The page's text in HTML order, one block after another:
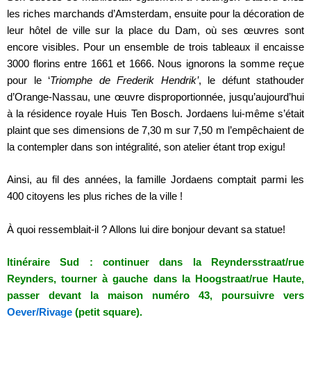
les riches marchands d’Amsterdam, ensuite pour la décoration de
leur hôtel de ville sur la place du Dam, où ses œuvres sont
encore visibles. Pour un ensemble de trois tableaux il encaisse
3000 florins entre 1661 et 1666. Nous ignorons la somme reçue
pour le ‘Triomphe de Frederik Hendrik’, le défunt stathouder
d’Orange-Nassau, une œuvre disproportionnée, jusqu’aujourd’hui
à la résidence royale Huis Ten Bosch. Jordaens lui-même s’était
plaint que ses dimensions de 7,30 m sur 7,50 m l’empêchaient de
la contempler dans son intégralité, son atelier étant trop exigu!
Ainsi, au fil des années, la famille Jordaens comptait parmi les
400 citoyens les plus riches de la ville !
À quoi ressemblait-il ? Allons lui dire bonjour devant sa statue!
Itinéraire Sud : continuer dans la Reyndersstraat/rue
Reynders, tourner à gauche dans la Hoogstraat/rue Haute,
passer devant la maison numéro 43, poursuivre vers
Oever/Rivage (petit square).